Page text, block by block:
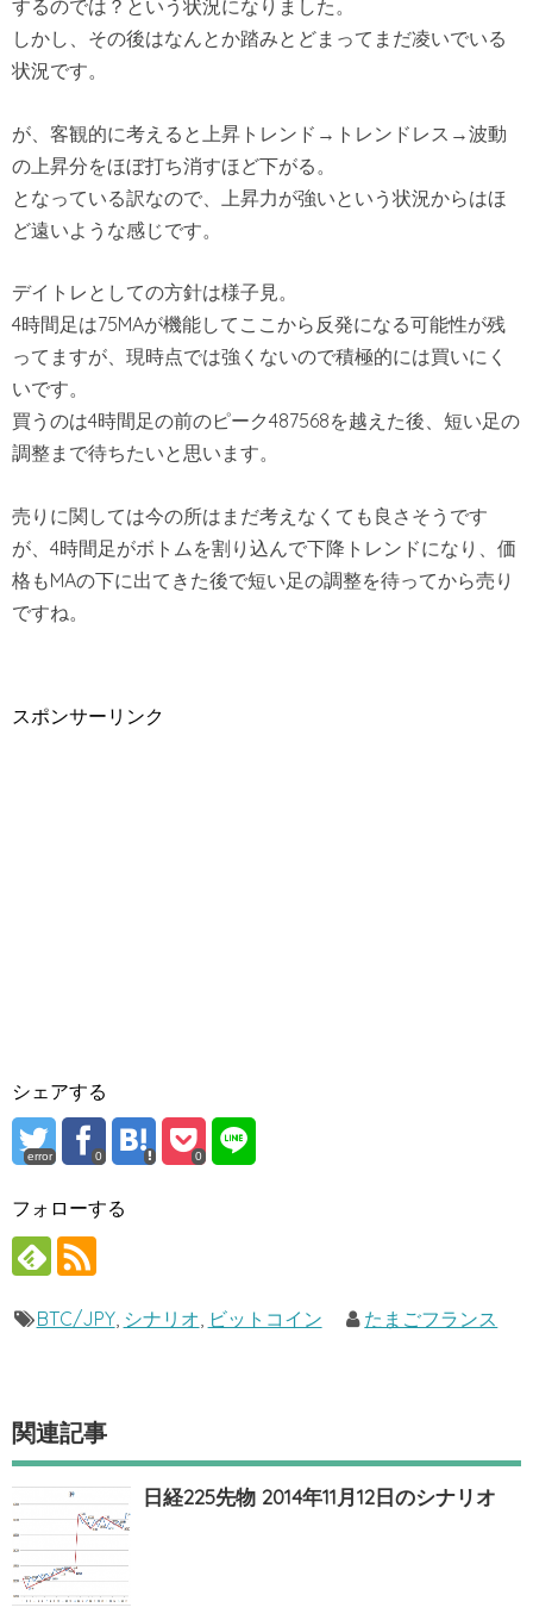
するのでは？という状況になりました。
しかし、その後はなんとか踏みとどまってまだ凌いでいる
状況です。
が、客観的に考えると上昇トレンド→トレンドレス→波動
の上昇分をほぼ打ち消すほど下がる。
となっている訳なので、上昇力が強いという状況からはほ
ど遠いような感じです。
デイトレとしての方針は様子見。
4時間足は75MAが機能してここから反発になる可能性が残
ってますが、現時点では強くないので積極的には買いにく
いです。
買うのは4時間足の前のピーク487568を越えた後、短い足の
調整まで待ちたいと思います。
売りに関しては今の所はまだ考えなくても良さそうです
が、4時間足がボトムを割り込んで下降トレンドになり、価
格もMAの下に出てきた後で短い足の調整を待ってから売り
ですね。
スポンサーリンク
シェアする
error 0 0
フォローする
BTC/JPY, シナリオ ビットコイン たまごフランス
関連記事
日経225先物 2014年11月12日のシナリオ